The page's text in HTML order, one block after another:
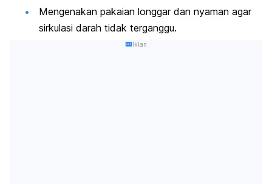
Mengenakan pakaian longgar dan nyaman agar
sirkulasi darah tidak terganggu.
Iklan